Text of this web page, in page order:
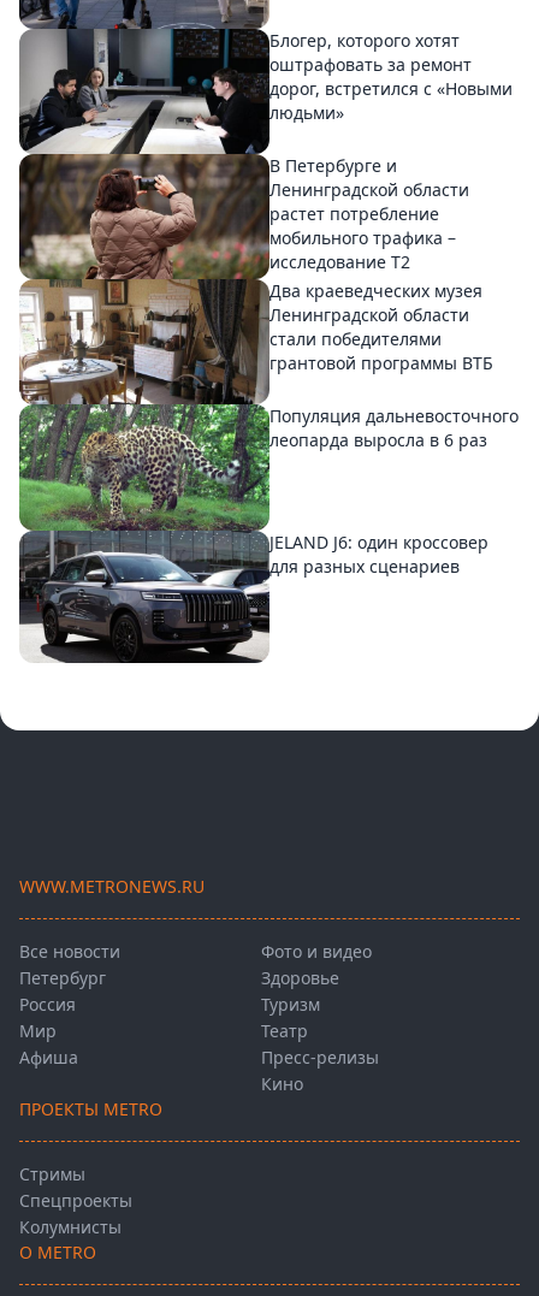
Блогер, которого хотят
оштрафовать за ремонт
дорог, встретился с «Новыми
людьми»
В Петербурге и
Ленинградской области
растет потребление
мобильного трафика –
исследование T2
Два краеведческих музея
Ленинградской области
стали победителями
грантовой программы ВТБ
Популяция дальневосточного
леопарда выросла в 6 раз
JELAND J6: один кроссовер
для разных сценариев
WWW.METRONEWS.RU
Все новости
Петербург
Россия
Мир
Афиша
Фото и видео
Здоровье
Туризм
Театр
Пресс-релизы
Кино
ПРОЕКТЫ METRO
Стримы
Спецпроекты
Колумнисты
О METRO